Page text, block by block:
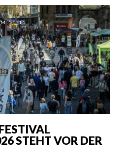
11:15
STEHT VOR DER